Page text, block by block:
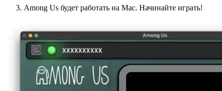
Among Us будет работать на Mac. Начинайте играть!